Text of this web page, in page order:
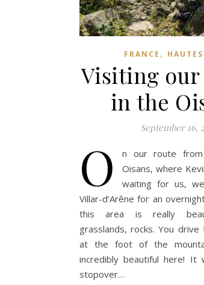
FRANCE ,
Visiting
in the
September 16,
O
n our route
Oisans, where
waiting for us,
Villar-d’Arêne for an
this area is really
grasslands, rocks. You
at the foot of the
incredibly beautiful here! It
stopover…